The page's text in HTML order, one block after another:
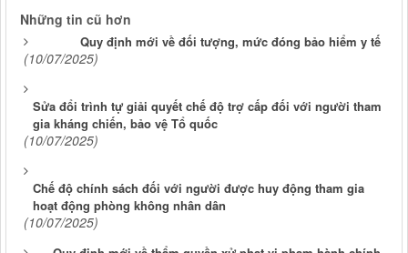
Những tin cũ hơn
Quy định mới về đối tượng, mức đóng bảo hiểm y tế
(10/07/2025)
Sửa đổi trình tự giải quyết chế độ trợ cấp đối với người tham
gia kháng chiến, bảo vệ Tổ quốc
(10/07/2025)
Chế độ chính sách đối với người được huy động tham gia
hoạt động phòng không nhân dân
(10/07/2025)